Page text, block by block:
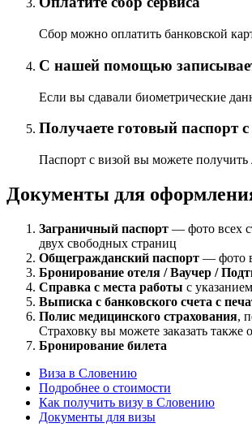
Сбор можно оплатить банковской
С нашей помощью
Если вы сдавали биометрические
Получаете готовый паспорт с
Паспорт с визой вы можете получить
Документы для
Заграничный паспорт — фото всех
двух свободных страниц
Общегражданский паспорт — фото
Бронирование отеля / Ваучер /
Справка с места работы с
Выписка с банковского счета с
Полис медицинского страхования,
Страховку вы можете заказать также
Бронирование билета
Виза в Словению
Подробнее о стоимости
Как получить визу в Словению
Документы для визы